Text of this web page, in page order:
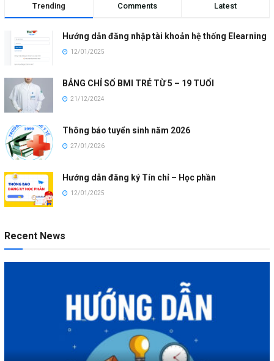
Trending Comments Latest
Hướng dẫn đăng nhập tài khoản hệ thống Elearning
12/01/2025
BẢNG CHỈ SỐ BMI TRẺ TỪ 5 – 19 TUỔI
21/12/2024
Thông báo tuyển sinh năm 2026
27/01/2026
Hướng dẫn đăng ký Tín chỉ – Học phần
12/01/2025
Recent News